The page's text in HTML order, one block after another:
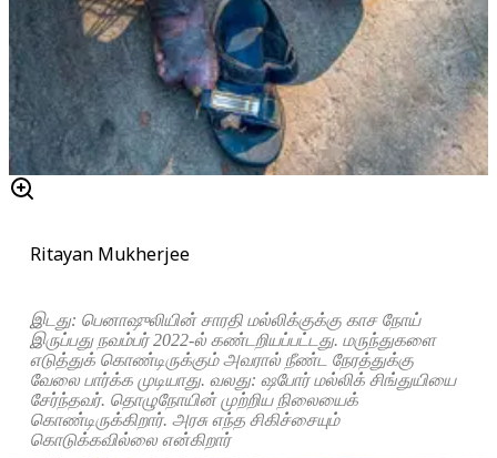
Ritayan Mukherjee
இடது: பெனாஷுலியின் சாரதி மல்லிக்குக்கு காச நோய்
இருப்பது நவம்பர் 2022-ல் கண்டறியப்பட்டது. மருந்துகளை
எடுத்துக் கொண்டிருக்கும் அவரால் நீண்ட நேரத்துக்கு
வேலை பார்க்க முடியாது. வலது: ஷபோர் மல்லிக் சிங்துயியை
சேர்ந்தவர். தொழுநோயின் முற்றிய நிலையைக்
கொண்டிருக்கிறார். அரசு எந்த சிகிச்சையும்
கொடுக்கவில்லை என்கிறார்